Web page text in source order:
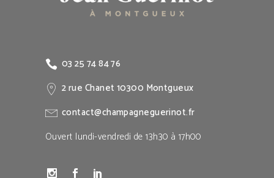
03 25 74 84 76
2 rue Chanet 10300 Montgueux
contact@champagneguerinot.fr
Ouvert lundi-vendredi de 13h30 à 17h00